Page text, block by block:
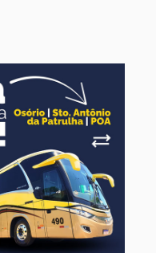
12°
13°
13°